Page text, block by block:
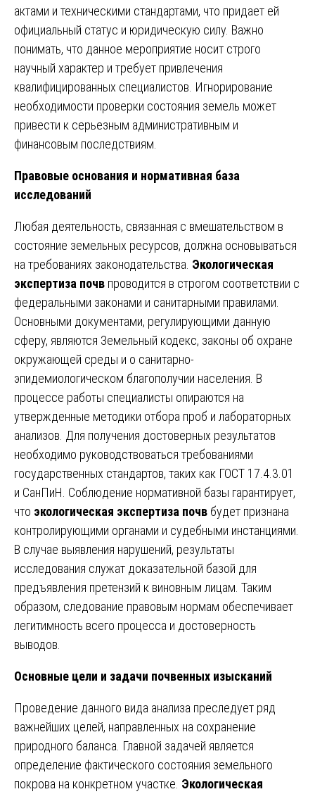
актами и техническими стандартами, что придает ей
официальный статус и юридическую силу. Важно
понимать, что данное мероприятие носит строго
научный характер и требует привлечения
квалифицированных специалистов. Игнорирование
необходимости проверки состояния земель может
привести к серьезным административным и
финансовым последствиям.
Правовые основания и нормативная база
исследований
Любая деятельность, связанная с вмешательством в
состояние земельных ресурсов, должна основываться
на требованиях законодательства. Экологическая
экспертиза почв проводится в строгом соответствии с
федеральными законами и санитарными правилами.
Основными документами, регулирующими данную
сферу, являются Земельный кодекс, законы об охране
окружающей среды и о санитарно-
эпидемиологическом благополучии населения. В
процессе работы специалисты опираются на
утвержденные методики отбора проб и лабораторных
анализов. Для получения достоверных результатов
необходимо руководствоваться требованиями
государственных стандартов, таких как ГОСТ 17.4.3.01
и СанПиН. Соблюдение нормативной базы гарантирует,
что экологическая экспертиза почв будет признана
контролирующими органами и судебными инстанциями.
В случае выявления нарушений, результаты
исследования служат доказательной базой для
предъявления претензий к виновным лицам. Таким
образом, следование правовым нормам обеспечивает
легитимность всего процесса и достоверность
выводов.
Основные цели и задачи почвенных изысканий
Проведение данного вида анализа преследует ряд
важнейших целей, направленных на сохранение
природного баланса. Главной задачей является
определение фактического состояния земельного
покрова на конкретном участке. Экологическая